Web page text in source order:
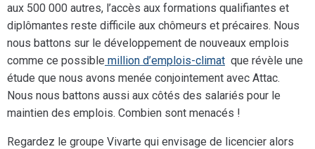
aux 500 000 autres, l’accès aux formations qualifiantes et
diplômantes reste difficile aux chômeurs et précaires. Nous
nous battons sur le développement de nouveaux emplois
comme ce possible million d’emplois-climat que révèle une
étude que nous avons menée conjointement avec Attac.
Nous nous battons aussi aux côtés des salariés pour le
maintien des emplois. Combien sont menacés !
Regardez le groupe Vivarte qui envisage de licencier alors